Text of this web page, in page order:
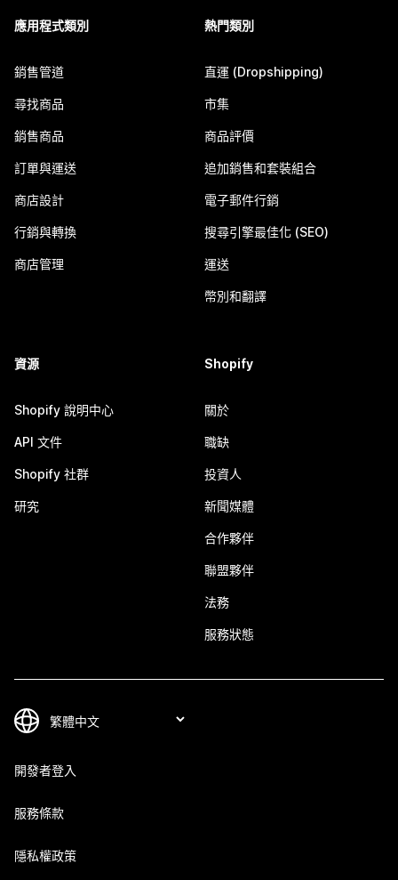
應用程式類別
銷售管道
尋找商品
銷售商品
訂單與運送
商店設計
行銷與轉換
商店管理
熱門類別
直運 (Dropshipping)
市集
商品評價
追加銷售和套裝組合
電子郵件行銷
搜尋引擎最佳化 (SEO)
運送
幣別和翻譯
資源
Shopify 說明中心
API 文件
Shopify 社群
研究
Shopify
關於
職缺
投資人
新聞媒體
合作夥伴
聯盟夥伴
法務
服務狀態
開發者登入
服務條款
隱私權政策